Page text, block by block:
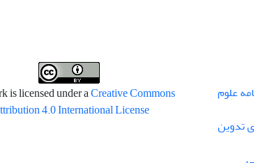
علوم
تدوین
is licensed under aCreative Commons
4.0 International License